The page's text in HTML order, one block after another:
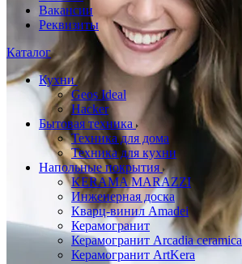
Вакансии
Реквизиты
Каталог
Кухни
Geos Ideal
Hacker
Бытовая техника
Техника для дома
Техника для кухни
Напольные покрытия
KERAMA MARAZZI
Инженерная доска
Кварц-винил Amadei
Керамогранит
Керамогранит Arcadia ceramica
Керамогранит ArtKera